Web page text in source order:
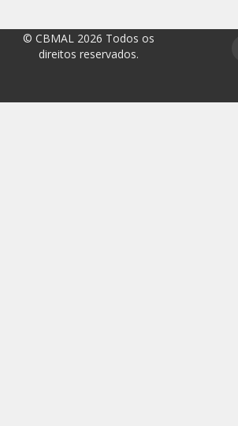
© CBMAL 2026 Todos os
direitos reservados.